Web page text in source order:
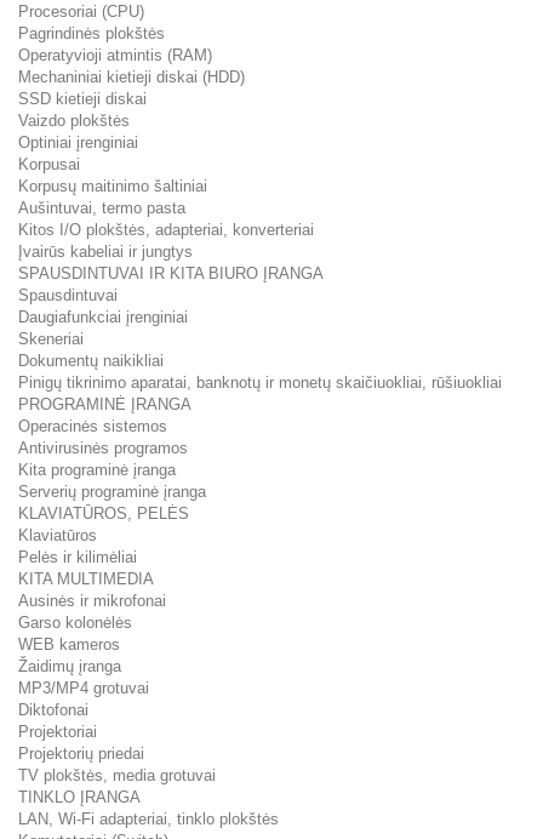
Procesoriai (CPU)
Pagrindinės plokštės
Operatyvioji atmintis (RAM)
Mechaniniai kietieji diskai (HDD)
SSD kietieji diskai
Vaizdo plokštės
Optiniai įrenginiai
Korpusai
Korpusų maitinimo šaltiniai
Aušintuvai, termo pasta
Kitos I/O plokštės, adapteriai, konverteriai
Įvairūs kabeliai ir jungtys
SPAUSDINTUVAI IR KITA BIURO ĮRANGA
Spausdintuvai
Daugiafunkciai įrenginiai
Skeneriai
Dokumentų naikikliai
Pinigų tikrinimo aparatai, banknotų ir monetų skaičiuokliai, rūšiuokliai
PROGRAMINĖ ĮRANGA
Operacinės sistemos
Antivirusinės programos
Kita programinė įranga
Serverių programinė įranga
KLAVIATŪROS, PELĖS
Klaviatūros
Pelės ir kilimėliai
KITA MULTIMEDIA
Ausinės ir mikrofonai
Garso kolonėlės
WEB kameros
Žaidimų įranga
MP3/MP4 grotuvai
Diktofonai
Projektoriai
Projektorių priedai
TV plokštės, media grotuvai
TINKLO ĮRANGA
LAN, Wi-Fi adapteriai, tinklo plokštės